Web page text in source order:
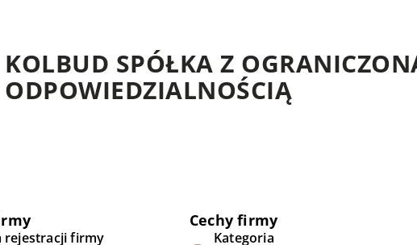
KOLBUD SPÓŁKA Z
ODPOWIEDZIALNOŚCIĄ
rejestracji firmy
Cechy firmy
Kategoria